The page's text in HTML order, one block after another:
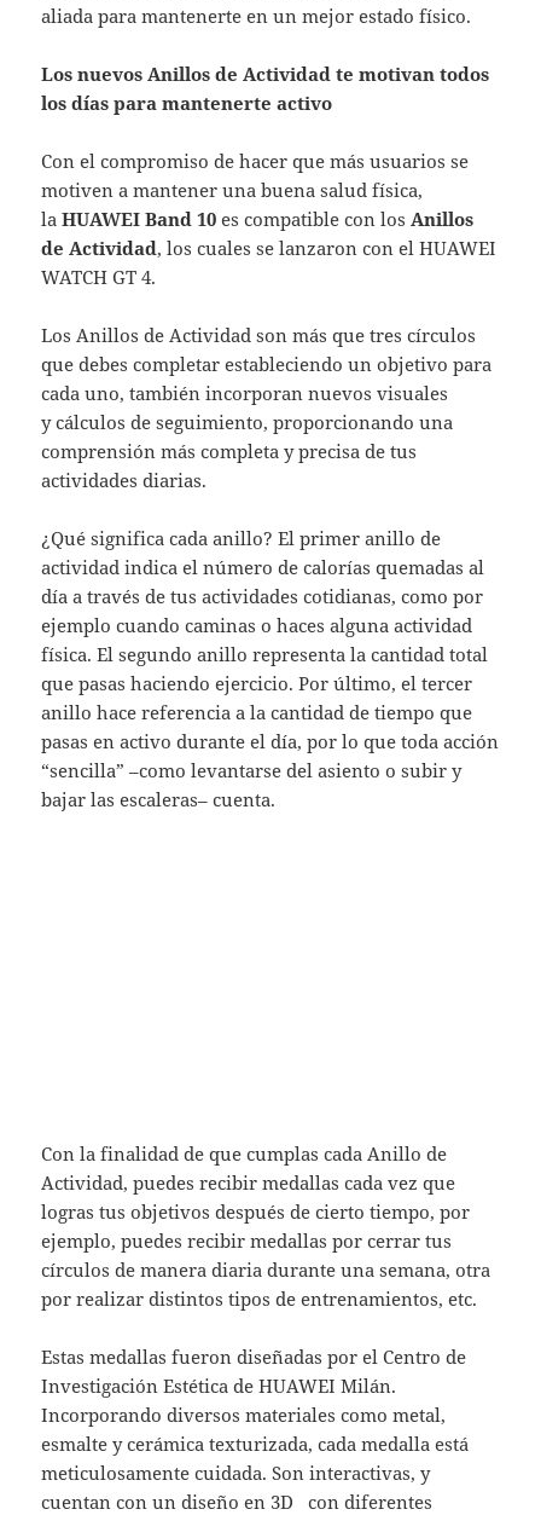
aliada para mantenerte en un mejor estado físico.
Los nuevos Anillos de Actividad te motivan todos
los días para mantenerte activo
Con el compromiso de hacer que más usuarios se
motiven a mantener una buena salud física,
laHUAWEI Band 10 es compatible con los Anillos
de Actividad, los cuales se lanzaron con el HUAWEI
WATCH GT 4.
Los Anillos de Actividad son más que tres círculos
que debes completar estableciendo un objetivo para
cada uno, también incorporan nuevos visuales
y cálculos de seguimiento, proporcionando una
comprensión más completa y precisa de tus
actividades diarias.
¿Qué significa cada anillo? El primer anillo de
actividad indica el número de calorías quemadas al
día a través de tus actividades cotidianas, como por
ejemplo cuando caminas o haces alguna actividad
física. El segundo anillo representa la cantidad total
que pasas haciendo ejercicio. Por último, el tercer
anillo hace referencia a la cantidad de tiempo que
pasas en activo durante el día, por lo que toda acción
“sencilla” –como levantarse del asiento o subir y
bajar las escaleras– cuenta.
Con la finalidad de que cumplas cada Anillo de
Actividad, puedes recibir medallas cada vez que
logras tus objetivos después de cierto tiempo, por
ejemplo, puedes recibir medallas por cerrar tus
círculos de manera diaria durante una semana, otra
por realizar distintos tipos de entrenamientos, etc.
Estas medallas fueron diseñadas por el Centro de
Investigación Estética de HUAWEI Milán.
Incorporando diversos materiales como metal,
esmalte y cerámica texturizada, cada medalla está
meticulosamente cuidada. Son interactivas, y
cuentan con un diseño en 3D con diferentes